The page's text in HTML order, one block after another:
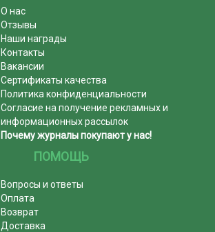
О нас
Отзывы
Наши награды
Контакты
Вакансии
Сертификаты качества
Политика конфиденциальности
Согласие на получение рекламных и
информационных рассылок
Почему журналы покупают у нас!
ПОМОЩЬ
Вопросы и ответы
Оплата
Возврат
Доставка